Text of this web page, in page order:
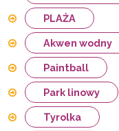
PLAŻA
Akwen wodny
Paintball
Park linowy
Tyrolka